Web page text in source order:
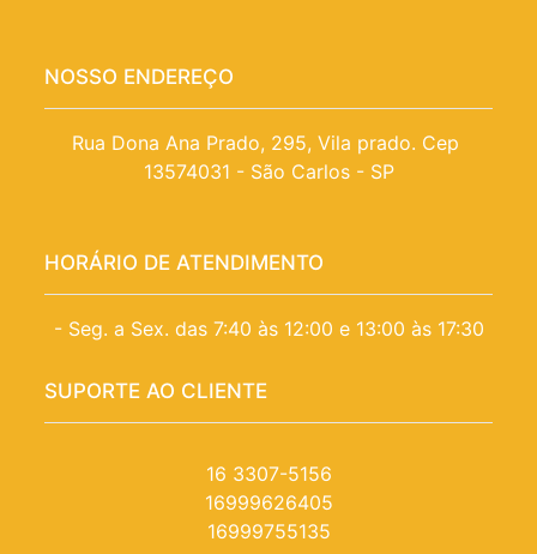
NOSSO ENDEREÇO
Rua Dona Ana Prado, 295, Vila prado. Cep
13574031 - São Carlos - SP
HORÁRIO DE ATENDIMENTO
- Seg. a Sex. das 7:40 às 12:00 e 13:00 às 17:30
SUPORTE AO CLIENTE
16 3307-5156
16999626405
16999755135